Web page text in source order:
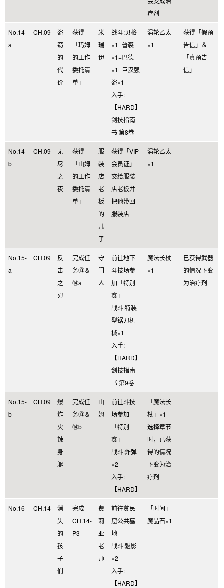
疗剂
No.14-
a
CH.09
盗
窃
的
代
价
获得
「玛姆
的工作
委托清
单」
米
瑞
伊
战斗:贝格
×1+普裘
×1+巴德
×1+巨汉强
盗×1
入手:
【HARD】
剑技指南
书 第8卷
涡轮乙太
×1
获得「假预
告信」＆
「真预告
信」
No.14-
b
CH.09
无
尽
之
夜
获得
「山姆
的工作
委托清
单」
服
装
店
老
板
的
儿
子
获得「VIP
会员证」
交给服装
店老板并
把他带回
服装店
涡轮乙太
×1
No.15-
a
CH.09
反
击
之
刃
完成任
务⑬＆
⑭a
守
门
人
前往地下
斗技场参
加「特别
赛」
战斗:特装
型锯刀机
械×1
入手:
【HARD】
剑技指南
书 第9卷
魔法长杖
×1
已获得武器
的情况下变
为治疗剂
No.15-
b
CH.09
爆
炸
火
辣
身
躯
完成任
务⑬＆
⑭b
山
姆
前往斗技
场参加
「特别
赛」
战斗:炸弹
×2
入手:
【HARD】
「魔法长
杖」×1
选择章节
时，已获
得的情况
下变为治
疗剂
No.16 CH.14
消
失
的
孩
子
们
完成
CH.14-
P3
费
莉
亚
老
师
前往贫民
窟公共墓
地
战斗:魅影
×2
入手:
【HARD】
「时间」
魔晶石×1